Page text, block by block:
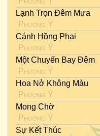
Lạnh Trọn Đêm Mưa
Phương Ý
Cánh Hồng Phai
Phương Ý
Một Chuyến Bay Đêm
Phương Ý
Hoa Nở Không Màu
Phương Ý
Mong Chờ
Phương Ý
Sự Kết Thúc